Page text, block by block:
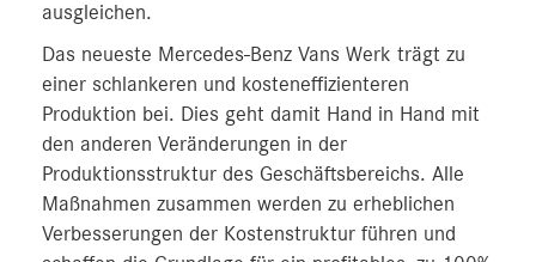
ausgleichen.
Das neueste Mercedes-Benz Vans Werk trägt zu
einer schlankeren und kosteneffizienteren
Produktion bei. Dies geht damit Hand in Hand mit
den anderen Veränderungen in der
Produktionsstruktur des Geschäftsbereichs. Alle
Maßnahmen zusammen werden zu erheblichen
Verbesserungen der Kostenstruktur führen und